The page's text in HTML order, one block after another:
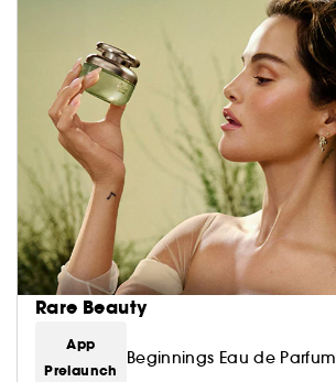
Rare Beauty
App
Prelaunch
Beginnings Eau de Parfum